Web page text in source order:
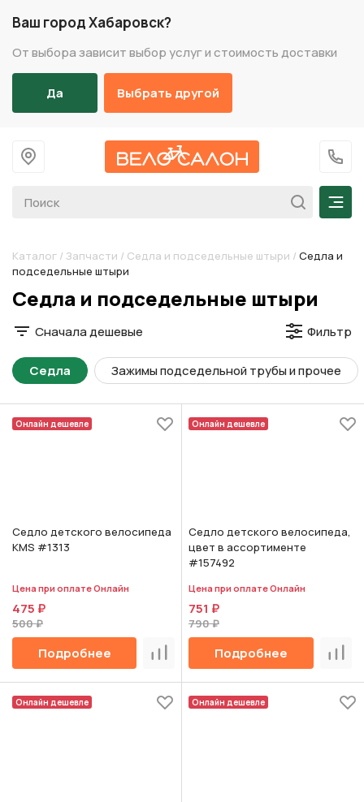
Ваш город Хабаровск?
От выбора зависит выбор услуг и стоимость доставки
Да Выбрать другой
На главную
+7
Каталог / Запчасти / Седла и подседельные штыри / Седла и
подседельные штыри
Разделы каталога
Седла и подседельные штыри
Сначала дешевые Фильтр
Зажимы подседельной трубы и прочее
Седла
Онлайн дешевле
Седло детского велосипеда
KMS #1313
Цена при оплате Онлайн
475 ₽
500 ₽
Подробнее Сравнить
Онлайн дешевле
Седло детского велосипеда,
цвет в ассортименте
#157492
Цена при оплате Онлайн
751 ₽
790 ₽
Подробнее
Онлайн дешевле Онлайн дешевле